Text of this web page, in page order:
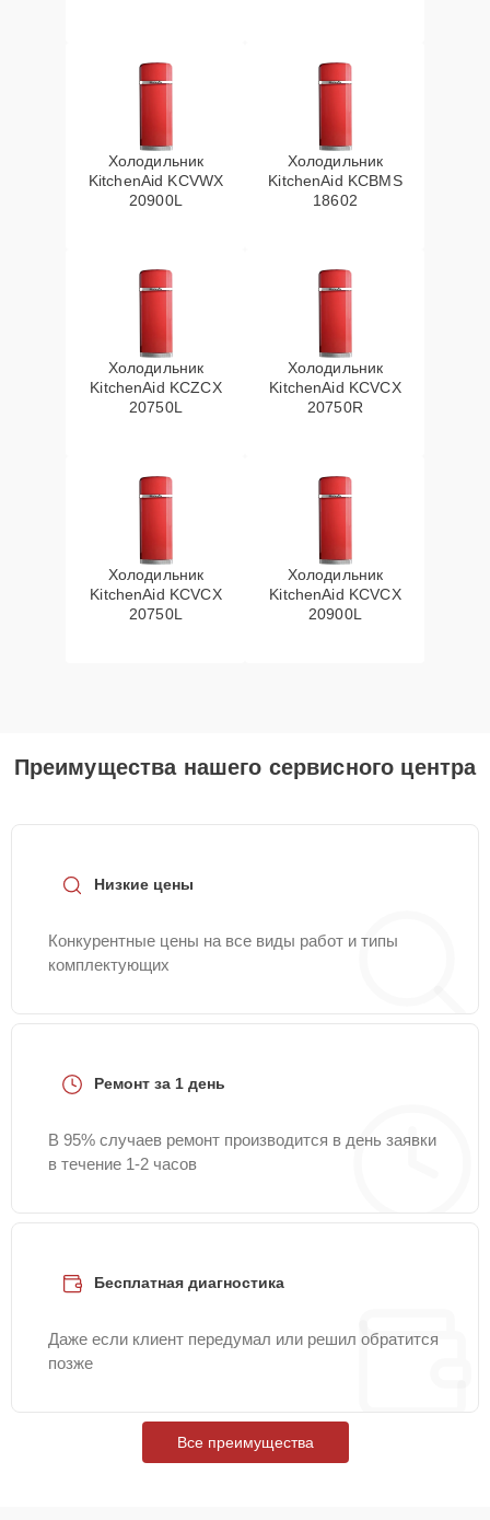
Холодильник
KitchenAid KCVWX
20900L
Холодильник
KitchenAid KCBMS
18602
Холодильник
KitchenAid KCZCX
20750L
Холодильник
KitchenAid KCVCX
20750R
Холодильник
KitchenAid KCVCX
20750L
Холодильник
KitchenAid KCVCX
20900L
Преимущества нашего сервисного центра
Низкие цены
Конкурентные цены на все виды работ и типы
комплектующих
Ремонт за 1 день
В 95% случаев ремонт производится в день заявки
в течение 1-2 часов
Бесплатная диагностика
Даже если клиент передумал или решил обратится
позже
Все преимущества